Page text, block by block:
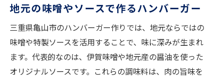
地元の味噌やソースで作るハンバーガー
三重県亀山市のハンバーガー作りでは、地元ならではの
味噌や特製ソースを活用することで、味に深みが生まれ
ます。代表的なのは、伊賀味噌や地元産の醤油を使った
オリジナルソースです。これらの調味料は、肉の旨味を